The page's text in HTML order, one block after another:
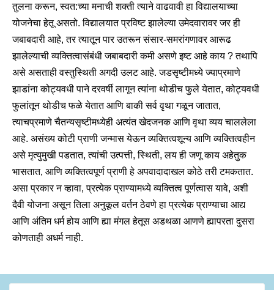
तुलना करून, स्वत:च्या मनाची शक्ती त्याने वाढवावी हा विद्यालयाच्या
योजनेचा हेतू असतो. विद्यालयात प्रविष्ट झालेल्या उमेदवारावर जर ही
जबाबदारी आहे, तर त्यातून पार उतरून संसार-समरांगणावर आरूढ
झालेल्याची व्यक्तित्वासंबंधी जबाबदारी कमी असणे इष्ट आहे काय ? तथापि
असे असताही वस्तुस्थिती अगदी उलट आहे. जडसृष्टीमध्ये ज्याप्रमाणे
झाडांना कोट्यवधी पाने दरवर्षी लागून त्यांना थोडीच फुले येतात, कोट्यवधी
फुलांतून थोडीच फळे येतात आणि बाकी सर्व वृथा गळून जातात,
त्याचप्रमाणे चैतन्यसृष्टीमध्येही अत्यंत खेदजनक आणि वृथा व्यय चाललेला
आहे. असंख्य कोटी प्राणी जन्मास येऊन व्यक्तित्वशून्य आणि व्यक्तित्वहीन
असे मृत्युमुखी पडतात, त्यांची उत्पत्ती, स्थिती, लय ही जणू काय अहेतुक
भासतात, आणि व्यक्तित्वपूर्ण प्राणी हे अपवादादाखल कोठे तरी टमकतात.
असा प्रकार न व्हावा, प्रत्येक प्राण्यामध्ये व्यक्तित्व पूर्णत्वास यावे, अशी
दैवी योजना असून तिला अनुकूल वर्तन ठेवणे हा प्रत्येक प्राण्याचा आद्य
आणि अंतिम धर्म होय आणि ह्या मंगल हेतूस अडथळा आणणे ह्यापरता दुसरा
कोणताही अधर्म नाही.